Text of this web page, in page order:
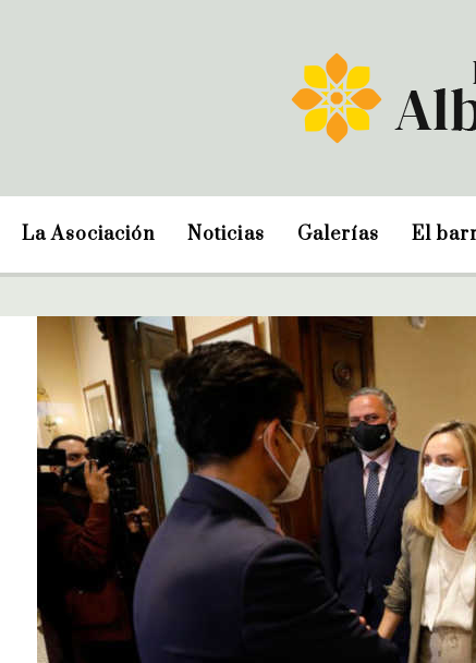
La Asociación Noticias Galerías El